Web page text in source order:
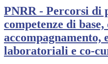
PNRR - Percorsi di
competenze di
laboratoriali e co-